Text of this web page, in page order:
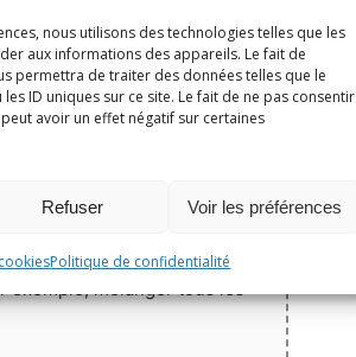
nous utilisons des technologies telles que les
aux informations des appareils. Le fait de
permettra de traiter des données telles que le
ID uniques sur ce site. Le fait de ne pas consentir
avoir un effet négatif sur certaines
Refuser Voir les préférences
Politique de confidentialité
épaisseur de 3-4 mm.
au fur et à mesure sur
feuille silicone ou de papier
ou un peu plus pour des
dans un boîte
exemple, mélanger tous les